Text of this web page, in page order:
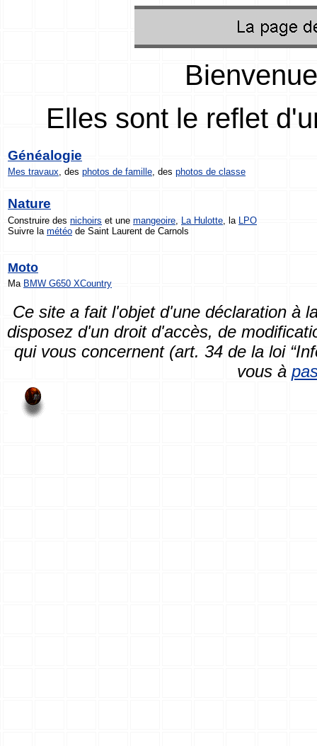
Elles sont le reflet
Généalogie
Mes travaux, des photos de famille, des photos de classe
Nature
Construire des nichoirs et une mangeoire, La Hulotte, la LPO
Suivre la météo de Saint Laurent de Carnols
Moto
Ma BMW G650 XCountry
Ce site a fait l'objet d'une déclaration à
disposez d'un droit d'accès, de
qui vous concernent (art. 34 de la loi
vous à